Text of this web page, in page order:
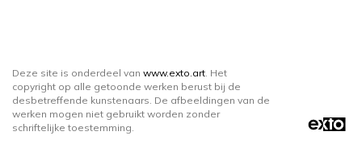
Deze site is onderdeel van www.exto.art. Het
copyright op alle getoonde werken berust bij de
desbetreffende kunstenaars. De afbeeldingen van de
werken mogen niet gebruikt worden zonder
schriftelijke toestemming.